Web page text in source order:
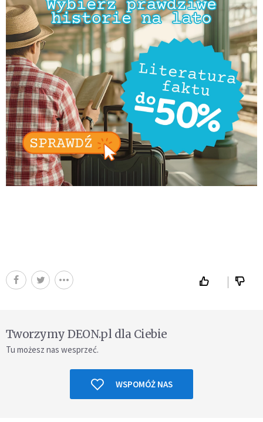
Tworzymy DEON.pl dla Ciebie
Tu możesz nas wesprzeć.
WSPOMÓŻ NAS